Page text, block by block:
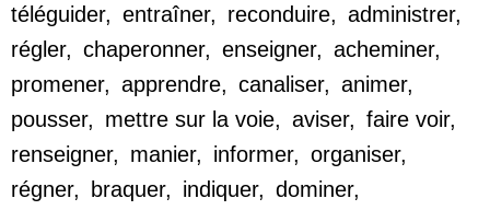
téléguider, entraîner, reconduire, administrer,
régler, chaperonner, enseigner, acheminer,
promener, apprendre, canaliser, animer,
pousser, mettre sur la voie, aviser, faire voir,
renseigner, manier, informer, organiser,
régner, braquer, indiquer, dominer,